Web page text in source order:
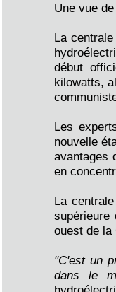
Une vue
La
début
kilowatts,
Les
nouvelle
avantages
en
La
supérieure
ouest de la
"C'est un
dans le